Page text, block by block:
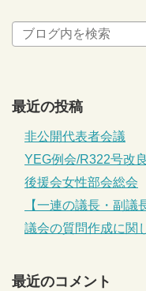
最近の投稿
非公開代表者会議
YEG例会/R322号改
後援会女性部会総会
【一連の議長・副議
議会の質問作成に関
最近のコメント